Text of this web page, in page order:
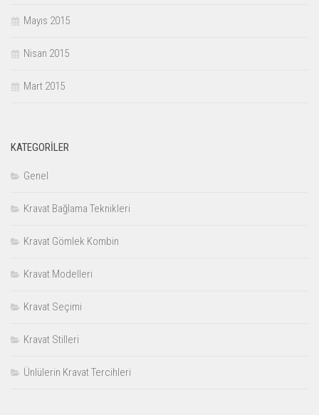
Mayıs 2015
Nisan 2015
Mart 2015
KATEGORILER
Genel
Kravat Bağlama Teknikleri
Kravat Gömlek Kombin
Kravat Modelleri
Kravat Seçimi
Kravat Stilleri
Ünlülerin Kravat Tercihleri